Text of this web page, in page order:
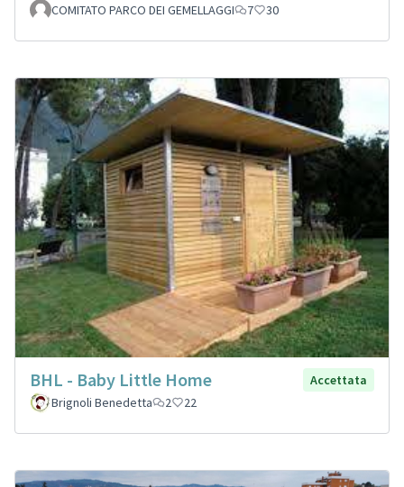
COMITATO PARCO DEI GEMELLAGGI 7 30
BHL - Baby Little Home
Accettata
Brignoli Benedetta
2 22